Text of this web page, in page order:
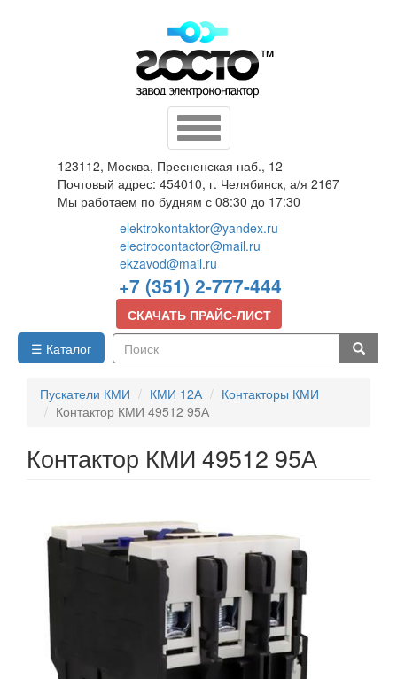
Toggle
navigation
123112, Москва, Пресненская наб., 12
Почтовый адрес: 454010, г. Челябинск, а/я 2167
Мы работаем по будням с 08:30 до 17:30
elektrokontaktor@yandex.ru
electrocontactor@mail.ru
ekzavod@mail.ru
+7 (351) 2-777-444
СКАЧАТЬ ПРАЙС-ЛИСТ
☰ Каталог
Пускатели КМИ
КМИ 12А
Контакторы КМИ
Контактор КМИ 49512 95А
Контактор КМИ 49512 95А